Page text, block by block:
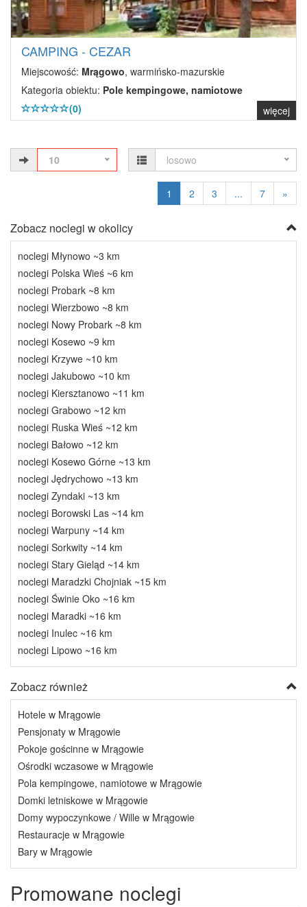
CAMPING - CEZAR
Miejscowość: Mrągowo, warmińsko-mazurskie
Kategoria obiektu: Pole kempingowe, namiotowe
(0)
więcej
10 losowo
1 2 3 ... 7 »
Zobacz noclegi w okolicy
noclegi Młynowo ~3 km
noclegi Polska Wieś ~6 km
noclegi Probark ~8 km
noclegi Wierzbowo ~8 km
noclegi Nowy Probark ~8 km
noclegi Kosewo ~9 km
noclegi Krzywe ~10 km
noclegi Jakubowo ~10 km
noclegi Kiersztanowo ~11 km
noclegi Grabowo ~12 km
noclegi Ruska Wieś ~12 km
noclegi Bałowo ~12 km
noclegi Kosewo Górne ~13 km
noclegi Jędrychowo ~13 km
noclegi Zyndaki ~13 km
noclegi Borowski Las ~14 km
noclegi Warpuny ~14 km
noclegi Sorkwity ~14 km
noclegi Stary Gieląd ~14 km
noclegi Maradzki Chojniak ~15 km
noclegi Świnie Oko ~16 km
noclegi Maradki ~16 km
noclegi Inulec ~16 km
noclegi Lipowo ~16 km
Zobacz również
Hotele w Mrągowie
Pensjonaty w Mrągowie
Pokoje gościnne w Mrągowie
Ośrodki wczasowe w Mrągowie
Pola kempingowe, namiotowe w Mrągowie
Domki letniskowe w Mrągowie
Domy wypoczynkowe / Wille w Mrągowie
Restauracje w Mrągowie
Bary w Mrągowie
Promowane noclegi